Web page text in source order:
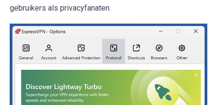
gebruikers als privacyfanaten.